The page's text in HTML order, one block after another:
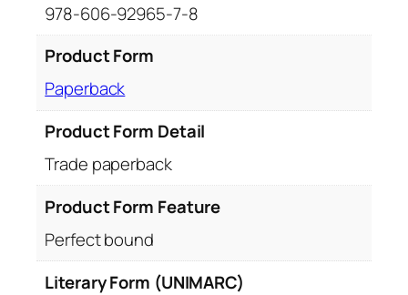
978-606-92965-7-8
Product Form
Paperback
Product Form Detail
Trade paperback
Product Form Feature
Perfect bound
Literary Form (UNIMARC)